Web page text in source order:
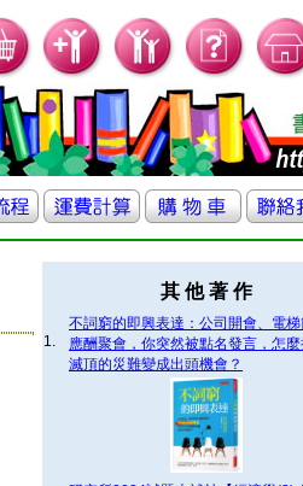
其 他 著 作
1.
不詞窮的即興表達：公司開會、電梯
應酬聚會，你突然被點名發言，怎
滅頂的災難變成出頭機會？